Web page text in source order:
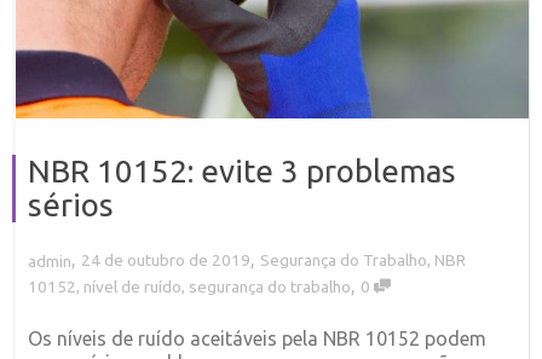
NBR 10152: evite 3 problemas
sérios
admin, 24 de outubro de 2019, Segurança do Trabalho, NBR
10152, nível de ruído, segurança do trabalho 0
Os níveis de ruído aceitáveis pela NBR 10152 podem